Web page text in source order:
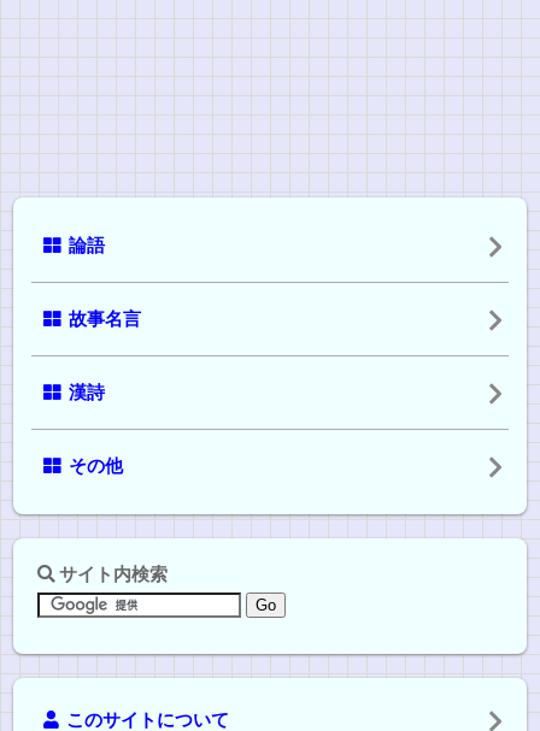
論語
故事名言
漢詩
その他
サイト内検索
このサイトについて